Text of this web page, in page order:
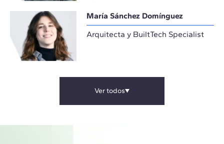
María Sánchez Domínguez
Arquitecta y BuiltTech Specialist
Ver todos